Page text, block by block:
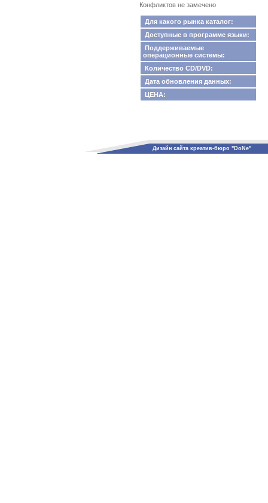
Конфликтов не замечено
Для какого рынка каталог:
Доступные в программе языки:
Поддерживаемые
операционные системы:
Количество CD/DVD:
Дата обновления данных:
ЦЕНА:
Дизайн сайта креатив-бюро "DoNe"